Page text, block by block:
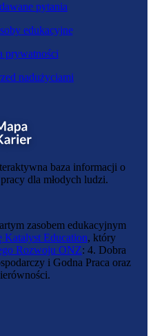
baza informacji o
dla młodych ludzi.
pytania
edukacyjne
prywatności
nadużyciami
zasobem edukacyjnym
Katalyst Education, który
Rozwoju ONZ: 4. Dobra
i Godna Praca oraz